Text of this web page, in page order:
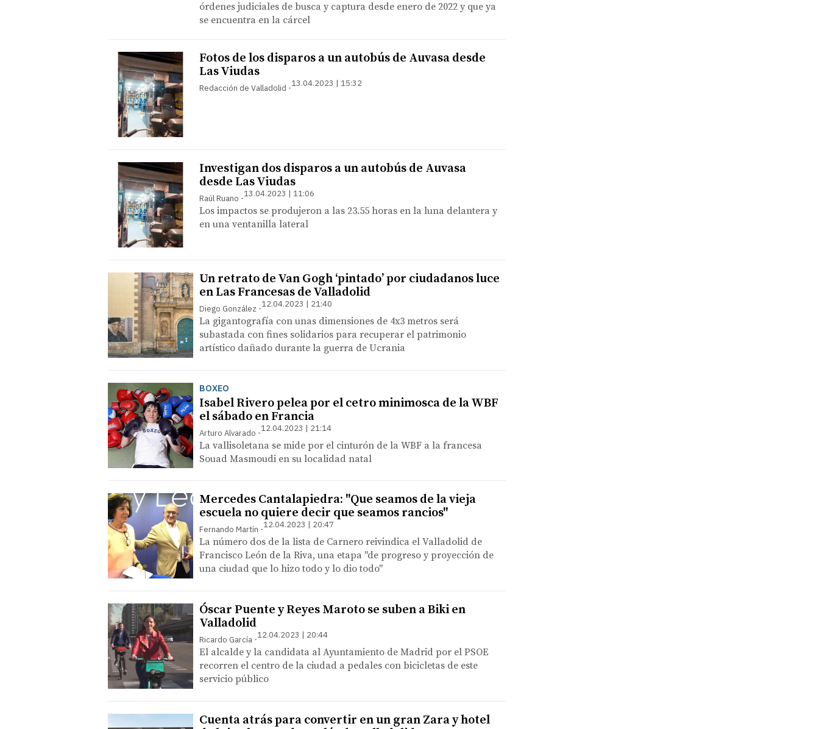
órdenes judiciales de busca y captura desde enero de 2022 y que ya
se encuentra en la cárcel
Fotos de los disparos a un autobús de Auvasa desde
Las Viudas
Redacción de Valladolid 13.04.2023 | 15:32
Investigan dos disparos a un autobús de Auvasa
desde Las Viudas
Raúl Ruano 13.04.2023 | 11:06
Los impactos se produjeron a las 23.55 horas en la luna delantera y
en una ventanilla lateral
Un retrato de Van Gogh ‘pintado’ por ciudadanos luce
en Las Francesas de Valladolid
Diego González 12.04.2023 | 21:40
La gigantografía con unas dimensiones de 4x3 metros será
subastada con fines solidarios para recuperar el patrimonio
artístico dañado durante la guerra de Ucrania
BOXEO
Isabel Rivero pelea por el cetro minimosca de la WBF
el sábado en Francia
Arturo Alvarado 12.04.2023 | 21:14
La vallisoletana se mide por el cinturón de la WBF a la francesa
Souad Masmoudi en su localidad natal
Mercedes Cantalapiedra: "Que seamos de la vieja
escuela no quiere decir que seamos rancios"
Fernando Martín 12.04.2023 | 20:47
La número dos de la lista de Carnero reivindica el Valladolid de
Francisco León de la Riva, una etapa "de progreso y proyección de
una ciudad que lo hizo todo y lo dio todo"
Óscar Puente y Reyes Maroto se suben a Biki en
Valladolid
Ricardo García 12.04.2023 | 20:44
El alcalde y la candidata al Ayuntamiento de Madrid por el PSOE
recorren el centro de la ciudad a pedales con bicicletas de este
servicio público
Cuenta atrás para convertir en un gran Zara y hotel